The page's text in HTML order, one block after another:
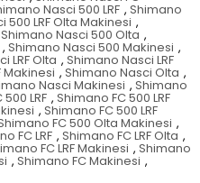
Nasci 500 LRF , Shimano
500 LRF Olta Makinesi ,
Shimano Nasci 500 Olta ,
, Shimano Nasci 500 Makinesi ,
LRF Olta , Shimano Nasci LRF
Makinesi , Shimano Nasci Olta ,
Nasci Makinesi , Shimano
LRF , Shimano FC 500 LRF
, Shimano FC 500 LRF
FC 500 Olta Makinesi ,
FC LRF , Shimano FC LRF Olta ,
FC LRF Makinesi , Shimano
, Shimano FC Makinesi ,